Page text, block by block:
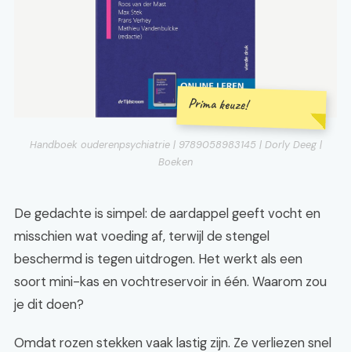
Prima keuze!
Handboek ouderenpsychiatrie | 9789058983145 | Dorly Deeg |
Boeken
De gedachte is simpel: de aardappel geeft vocht en
misschien wat voeding af, terwijl de stengel
beschermd is tegen uitdrogen. Het werkt als een
soort mini-kas en vochtreservoir in één. Waarom zou
je dit doen?
Omdat rozen stekken vaak lastig zijn. Ze verliezen snel